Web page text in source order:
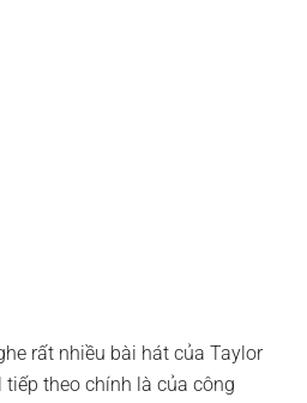
rất nhiều bài hát của Taylor
theo chính là của công